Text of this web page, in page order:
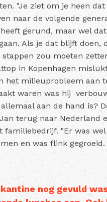
"Je ziet om je heen
naar de volgende
gerund, maar wel
Als je dat blijft
zou moeten
in Kopenhagen
het milieuprobleem aan
waren was hij
aan de hand is?
terug naar Nederland
familiebedrijf. "Er was
en was flink
nog gevuld